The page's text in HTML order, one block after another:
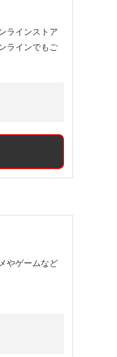
ラインストア
ラインでもご
やゲームなど